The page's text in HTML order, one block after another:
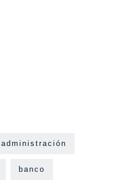
administración
banco